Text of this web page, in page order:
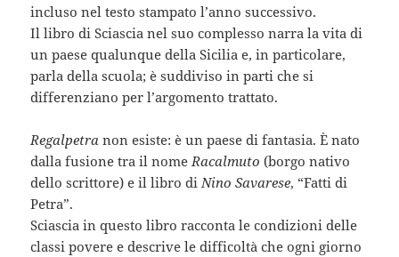
incluso nel testo stampato l’anno successivo.
Il libro di Sciascia nel suo complesso narra la vita di
un paese qualunque della Sicilia e, in particolare,
parla della scuola; è suddiviso in parti che si
differenziano per l’argomento trattato.
Regalpetra non esiste: è un paese di fantasia. È nato
dalla fusione tra il nome Racalmuto(borgo nativo
dello scrittore) e il libro di Nino Savarese, “Fatti di
Petra”.
Sciascia in questo libro racconta le condizioni delle
classi povere e descrive le difficoltà che ogni giorno